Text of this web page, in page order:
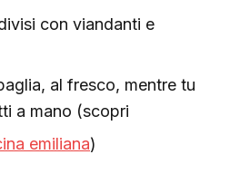
con viandanti e
al fresco, mentre tu
a mano (scopri
emiliana)